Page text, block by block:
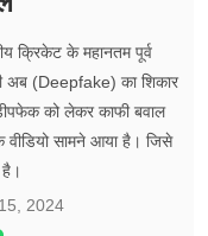
क्रिकेट के महानतम पूर्व
अब (Deepfake) का शिकार
को लेकर काफी बवाल
सामने आया है। जिसे
2024